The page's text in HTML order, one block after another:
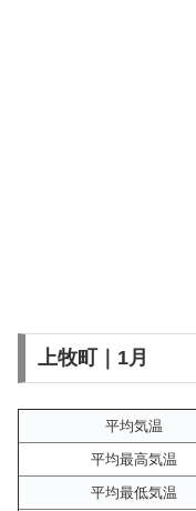
上牧町｜1月
平均気温
平均最高気温
平均最低気温